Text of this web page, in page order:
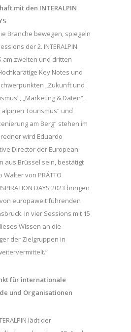
mit den INTERALPIN
Branche bewegen, spiegeln
der 2. INTERALPIN
am zweiten und dritten
Key Notes und
„Zukunft und
„Marketing & Daten“,
Tourismus“ und
am Berg“ stehen im
wird Eduardo
Director der European
aus Brüssel sein, bestätigt
von PRÁTTO
DAYS 2023 bringen
europaweit führenden
In vier Sessions mit 15
Wissen an die
der Zielgruppen in
für internationale
und Organisationen
lädt der